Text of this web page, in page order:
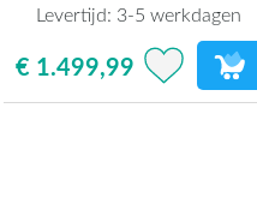
Levertijd: 3-5 werkdagen
€ 1.499,99